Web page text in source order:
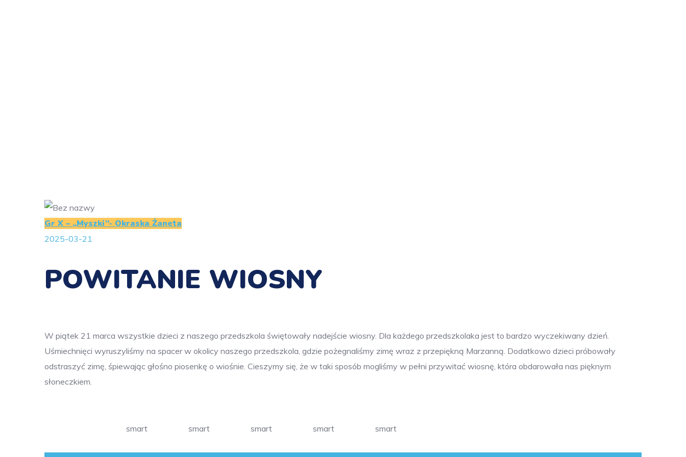
Gr X – „Myszki”- Okraska Żaneta
2025-03-21
POWITANIE WIOSNY
W piątek 21 marca wszystkie dzieci z naszego przedszkola świętowały nadejście wiosny. Dla każdego przedszkolaka jest to bardzo wyczekiwany dzień.
Uśmiechnięci wyruszyliśmy na spacer w okolicy naszego przedszkola, gdzie pożegnaliśmy zimę wraz z przepiękną Marzanną. Dodatkowo dzieci próbowały
odstraszyć zimę, śpiewając głośno piosenkę o wiośnie. Cieszymy się, że w taki sposób mogliśmy w pełni przywitać wiosnę, która obdarowała nas pięknym
słoneczkiem.
smart smart smart smart smart